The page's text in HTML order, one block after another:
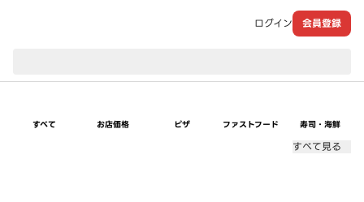
ログイン 会員登録
すべて お店価格 ピザ ファストフード 寿司・海鮮
すべて見る